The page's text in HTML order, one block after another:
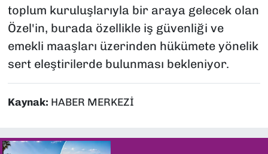
toplum kuruluşlarıyla bir araya gelecek olan
Özel'in, burada özellikle iş güvenliği ve
emekli maaşları üzerinden hükümete yönelik
sert eleştirilerde bulunması bekleniyor.
Kaynak: HABER MERKEZİ